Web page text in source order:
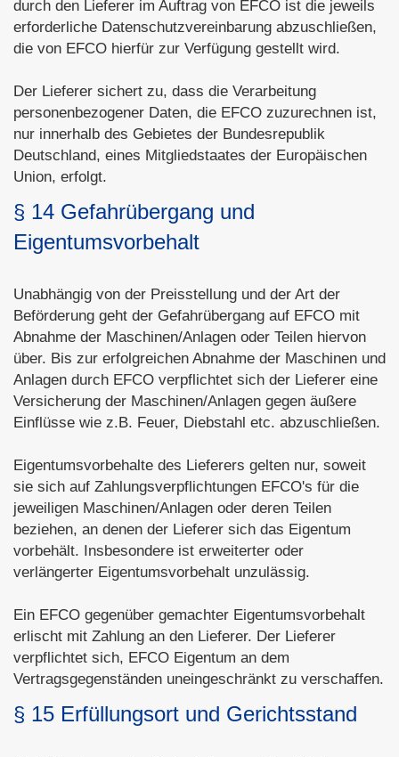
durch den Lieferer im Auftrag von EFCO ist die jeweils
erforderliche Datenschutzvereinbarung abzuschließen,
die von EFCO hierfür zur Verfügung gestellt wird.
Der Lieferer sichert zu, dass die Verarbeitung
personenbezogener Daten, die EFCO zuzurechnen ist,
nur innerhalb des Gebietes der Bundesrepublik
Deutschland, eines Mitgliedstaates der Europäischen
Union, erfolgt.
§ 14 Gefahrübergang und
Eigentumsvorbehalt
Unabhängig von der Preisstellung und der Art der
Beförderung geht der Gefahrübergang auf EFCO mit
Abnahme der Maschinen/Anlagen oder Teilen hiervon
über. Bis zur erfolgreichen Abnahme der Maschinen und
Anlagen durch EFCO verpflichtet sich der Lieferer eine
Versicherung der Maschinen/Anlagen gegen äußere
Einflüsse wie z.B. Feuer, Diebstahl etc. abzuschließen.
Eigentumsvorbehalte des Lieferers gelten nur, soweit
sie sich auf Zahlungsverpflichtungen EFCO's für die
jeweiligen Maschinen/Anlagen oder deren Teilen
beziehen, an denen der Lieferer sich das Eigentum
vorbehält. Insbesondere ist erweiterter oder
verlängerter Eigentumsvorbehalt unzulässig.
Ein EFCO gegenüber gemachter Eigentumsvorbehalt
erlischt mit Zahlung an den Lieferer. Der Lieferer
verpflichtet sich, EFCO Eigentum an dem
Vertragsgegenständen uneingeschränkt zu verschaffen.
§ 15 Erfüllungsort und Gerichtsstand